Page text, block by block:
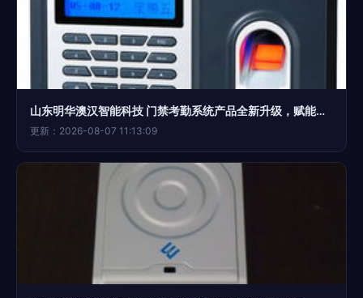
山东明华澳汉智能科技 门禁考勤系统产品全新升级，赋能智慧管理新高度
更新：2026-08-07 11:13:09